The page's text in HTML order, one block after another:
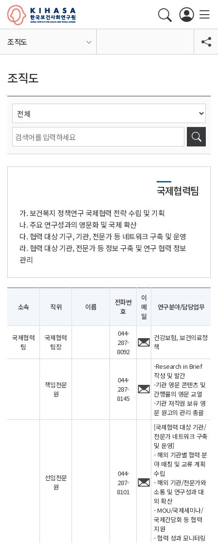
조직도
조직도
국제협력팀
보건복지 정책연구 국제협력 전략 수립 및 기획
주요 연구성과의 영문화 및 국제 확산
협력 대상 기구, 기관, 전문가 등 네트워크 구축 및 운영
협력 대상 기관, 전문가 등 정보 구축 및 연구 협력 정보
관리
상세
소속 직위 이름
전화번
호
이
메
일
연구분야/담당업무
국제협력
팀
국제협력
팀장
044-
287-
8092
건강보험, 보건의료정
책
책임전문
원
044-
287-
8145
-Research in Brief
작성 및 발간
-기관 영문 콘텐츠 및
간행물의 영문 교열
-기관 저작권 보유 영
문 원고의 관리 총괄
선임전문
원
044-
287-
8101
[국제협력 대상 기관/
전문가 네트워크 구축
및 운영]
- 해외 기관별 협력 분
야 매칭 및 교류 계획
수립
- 해외 기관/전문가와
소통 및 연구성과 대
외 확산
- MOU/국제세미나/
국제간담회 등 협력
지원
- 협력 성과 모니터링